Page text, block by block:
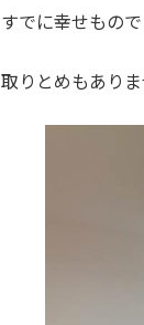
すでに幸せもので
取りとめもあり